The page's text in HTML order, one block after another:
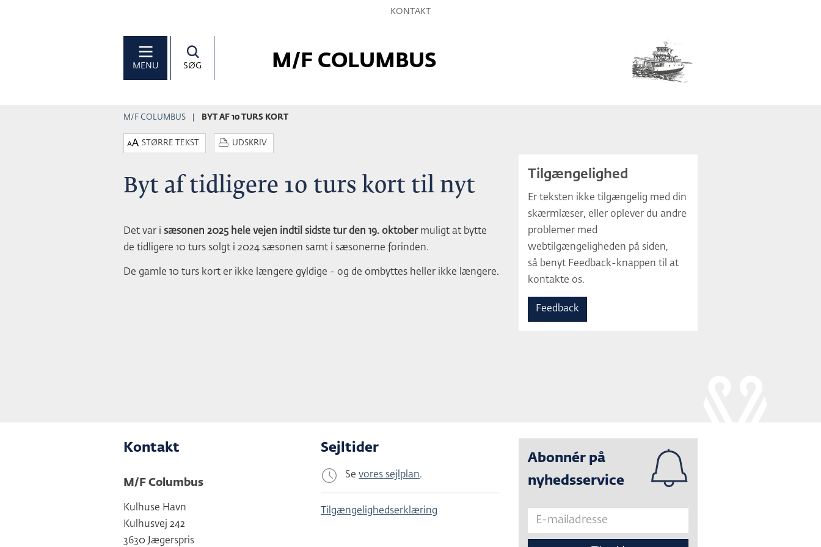
Hop
indhold
KONTAKT
MENU SØG M/F COLUMBUS
M/F COLUMBUS BYT AF 10 TURS KORT
STØRRE TEKST UDSKRIV
Byt af tidligere 10 turs kort til nyt
Det var i sæsonen 2025 hele vejen indtil sidste tur den 19. oktobermuligt at bytte
de tidligere 10 turs solgt i 2024 sæsonen samt i sæsonerne forinden.
De gamle 10 turs kort er ikke længere gyldige - og de ombyttes heller ikke længere.
Tilgængelighed
Er teksten ikke tilgængelig med din
skærmlæser, eller oplever du andre
problemer med
webtilgængeligheden på siden,
så benyt Feedback-knappen til at
kontakte os.
Feedback
Kontakt
M/F Columbus
Kulhuse Havn
Kulhusvej 242
3630 Jægerspris
Sejltider
Sevores sejlplan.
Tilgængelighedserklæring
Abonnér på
nyhedsservice